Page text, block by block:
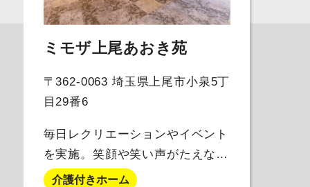
ミモザ上尾あおき苑
〒362-0063 埼玉県上尾市小泉5丁
目29番6
毎日レクリエーションやイベント
を実施。笑顔や笑い声がたえない
介護付有料老人ホームです。
介護付きホーム